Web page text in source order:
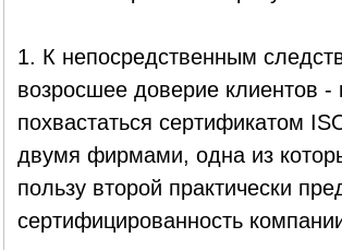
1. К непосредственным
возросшее доверие клиентов
похвастаться сертификатом
двумя фирмами, одна из
пользу второй практически
сертифицированность